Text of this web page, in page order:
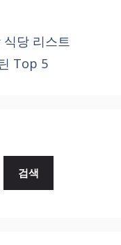
당 리스트
Top 5
검색